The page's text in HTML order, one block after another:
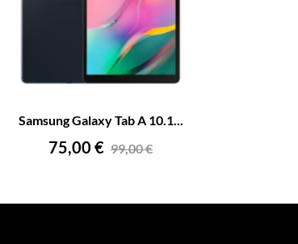
Samsung Galaxy Tab A 10.1...
Precio
75,00 € Precio
99,00 €
– +
AÑADIR AL CARRITO